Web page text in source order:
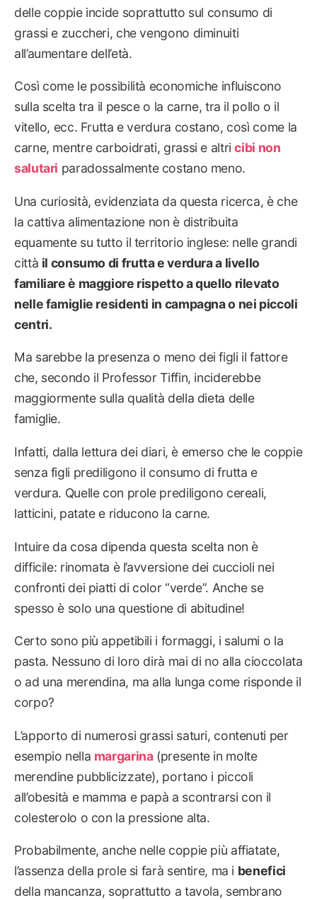
delle coppie incide soprattutto sul consumo di
grassi e zuccheri, che vengono diminuiti
all’aumentare dell’età.
Così come le possibilità economiche influiscono
sulla scelta tra il pesce o la carne, tra il pollo o il
vitello, ecc. Frutta e verdura costano, così come la
carne, mentre carboidrati, grassi e altricibi non
salutari paradossalmente costano meno.
Una curiosità, evidenziata da questa ricerca, è che
la cattiva alimentazione non è distribuita
equamente su tutto il territorio inglese: nelle grandi
città il consumo di frutta e verdura a livello
familiare è maggiore rispetto a quello rilevato
nelle famiglie residenti in campagna o nei piccoli
centri.
Ma sarebbe la presenza o meno dei figli il fattore
che, secondo il Professor Tiffin, inciderebbe
maggiormente sulla qualità della dieta delle
famiglie.
Infatti, dalla lettura dei diari, è emerso che le coppie
senza figli prediligono il consumo di frutta e
verdura. Quelle con prole prediligono cereali,
latticini, patate e riducono la carne.
Intuire da cosa dipenda questa scelta non è
difficile: rinomata è l’avversione dei cuccioli nei
confronti dei piatti di color “verde”. Anche se
spesso è solo una questione di abitudine!
Certo sono più appetibili i formaggi, i salumi o la
pasta. Nessuno di loro dirà mai di no alla cioccolata
o ad una merendina, ma alla lunga come risponde il
corpo?
L’apporto di numerosi grassi saturi, contenuti per
esempio nella margarina(presente in molte
merendine pubblicizzate), portano i piccoli
all’obesità e mamma e papà a scontrarsi con il
colesterolo o con la pressione alta.
Probabilmente, anche nelle coppie più affiatate,
l’assenza della prole si farà sentire, ma i benefici
della mancanza, soprattutto a tavola, sembrano